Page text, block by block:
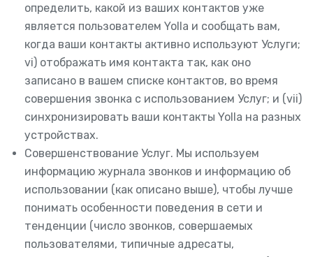
определить, какой из ваших контактов уже
является пользователем Yolla и сообщать вам,
когда ваши контакты активно используют Услуги;
vi) отображать имя контакта так, как оно
записано в вашем списке контактов, во время
совершения звонка с использованием Услуг; и (vii)
синхронизировать ваши контакты Yolla на разных
устройствах.
Совершенствование Услуг. Мы используем
информацию журнала звонков и информацию об
использовании (как описано выше), чтобы лучше
понимать особенности поведения в сети и
тенденции (число звонков, совершаемых
пользователями, типичные адресаты,